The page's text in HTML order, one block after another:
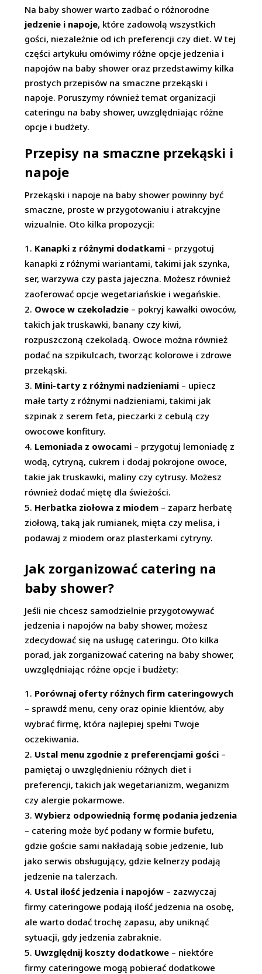
Na baby shower warto zadbać o różnorodne
jedzenie i napoje, które zadowolą wszystkich
gości, niezależnie od ich preferencji czy diet. W tej
części artykułu omówimy różne opcje jedzenia i
napojów na baby shower oraz przedstawimy kilka
prostych przepisów na smaczne przekąski i
napoje. Poruszymy również temat organizacji
cateringu na baby shower, uwzględniając różne
opcje i budżety.
Przepisy na smaczne przekąski i
napoje
Przekąski i napoje na baby shower powinny być
smaczne, proste w przygotowaniu i atrakcyjne
wizualnie. Oto kilka propozycji:
Kanapki z różnymi dodatkami – przygotuj
kanapki z różnymi wariantami, takimi jak szynka,
ser, warzywa czy pasta jajeczna. Możesz również
zaoferować opcje wegetariańskie i wegańskie.
Owoce w czekoladzie – pokryj kawałki owoców,
takich jak truskawki, banany czy kiwi,
rozpuszczoną czekoladą. Owoce można również
podać na szpikulcach, tworząc kolorowe i zdrowe
przekąski.
Mini-tarty z różnymi nadzieniami – upiecz
małe tarty z różnymi nadzieniami, takimi jak
szpinak z serem feta, pieczarki z cebulą czy
owocowe konfitury.
Lemoniada z owocami – przygotuj lemoniadę z
wodą, cytryną, cukrem i dodaj pokrojone owoce,
takie jak truskawki, maliny czy cytrusy. Możesz
również dodać miętę dla świeżości.
Herbatka ziołowa z miodem – zaparz herbatę
ziołową, taką jak rumianek, mięta czy melisa, i
podawaj z miodem oraz plasterkami cytryny.
Jak zorganizować catering na
baby shower?
Jeśli nie chcesz samodzielnie przygotowywać
jedzenia i napojów na baby shower, możesz
zdecydować się na usługę cateringu. Oto kilka
porad, jak zorganizować catering na baby shower,
uwzględniając różne opcje i budżety:
Porównaj oferty różnych firm cateringowych
– sprawdź menu, ceny oraz opinie klientów, aby
wybrać firmę, która najlepiej spełni Twoje
oczekiwania.
Ustal menu zgodnie z preferencjami gości –
pamiętaj o uwzględnieniu różnych diet i
preferencji, takich jak wegetarianizm, weganizm
czy alergie pokarmowe.
Wybierz odpowiednią formę podania jedzenia
– catering może być podany w formie bufetu,
gdzie goście sami nakładają sobie jedzenie, lub
jako serwis obsługujący, gdzie kelnerzy podają
jedzenie na talerzach.
Ustal ilość jedzenia i napojów – zazwyczaj
firmy cateringowe podają ilość jedzenia na osobę,
ale warto dodać trochę zapasu, aby uniknąć
sytuacji, gdy jedzenia zabraknie.
Uwzględnij koszty dodatkowe – niektóre
firmy cateringowe mogą pobierać dodatkowe